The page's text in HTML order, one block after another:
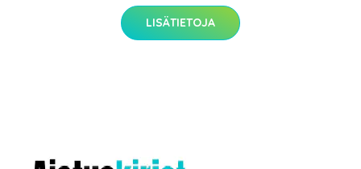
LISÄTIETOJA